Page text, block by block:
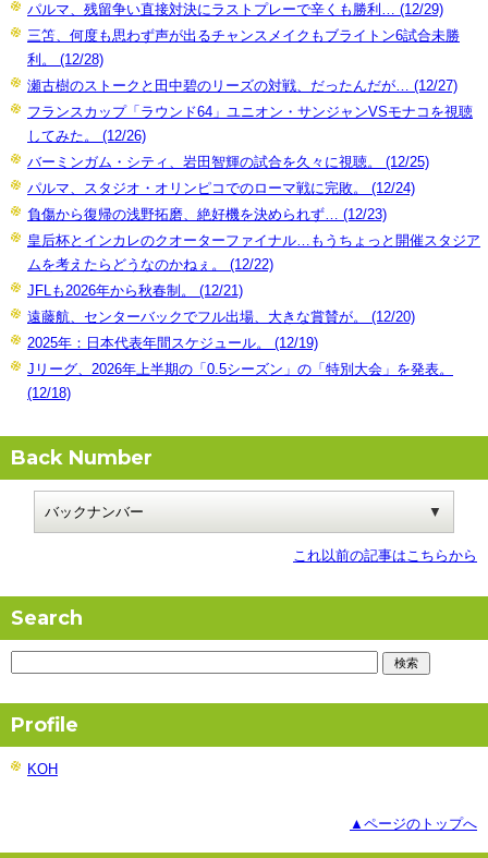
パルマ、残留争い直接対決にラストプレーで辛くも勝利… (12/29)
三笘、何度も思わず声が出るチャンスメイクもブライトン6試合未勝
利。 (12/28)
瀬古樹のストークと田中碧のリーズの対戦、だったんだが… (12/27)
フランスカップ「ラウンド64」ユニオン・サンジャンVSモナコを視聴
してみた。 (12/26)
バーミンガム・シティ、岩田智輝の試合を久々に視聴。 (12/25)
パルマ、スタジオ・オリンピコでのローマ戦に完敗。 (12/24)
負傷から復帰の浅野拓磨、絶好機を決められず… (12/23)
皇后杯とインカレのクオーターファイナル…もうちょっと開催スタジア
ムを考えたらどうなのかねぇ。 (12/22)
JFLも2026年から秋春制。 (12/21)
遠藤航、センターバックでフル出場、大きな賞賛が。 (12/20)
2025年：日本代表年間スケジュール。 (12/19)
Jリーグ、2026年上半期の「0.5シーズン」の「特別大会」を発表。
(12/18)
Back Number
これ以前の記事はこちらから
Search
Profile
KOH
▲ページのトップへ